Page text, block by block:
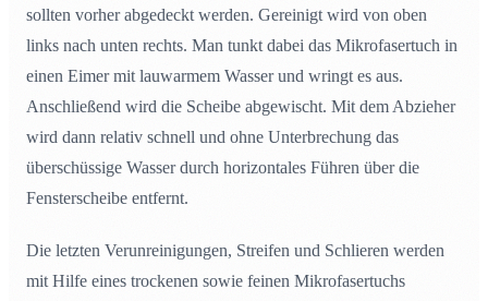
sollten vorher abgedeckt werden. Gereinigt wird von oben
links nach unten rechts. Man tunkt dabei das Mikrofasertuch in
einen Eimer mit lauwarmem Wasser und wringt es aus.
Anschließend wird die Scheibe abgewischt. Mit dem Abzieher
wird dann relativ schnell und ohne Unterbrechung das
überschüssige Wasser durch horizontales Führen über die
Fensterscheibe entfernt.
Die letzten Verunreinigungen, Streifen und Schlieren werden
mit Hilfe eines trockenen sowie feinen Mikrofasertuchs